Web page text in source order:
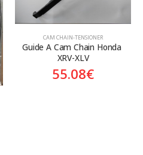
CAM CHAIN-TENSIONER
Guide A Cam Chain Honda
XRV-XLV
55.08€